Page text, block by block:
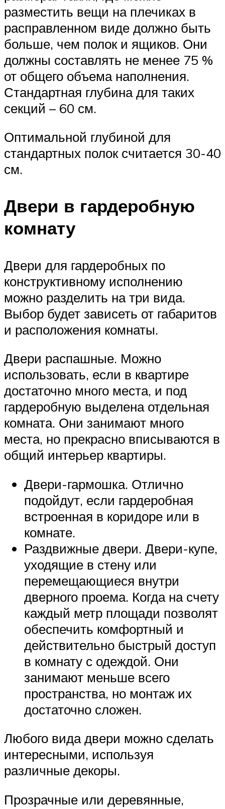
разместить вещи на плечиках в
расправленном виде должно быть
больше, чем полок и ящиков. Они
должны составлять не менее 75 %
от общего объема наполнения.
Стандартная глубина для таких
секций – 60 см.
Оптимальной глубиной для
стандартных полок считается 30-40
см.
Двери в гардеробную
комнату
Двери для гардеробных по
конструктивному исполнению
можно разделить на три вида.
Выбор будет зависеть от габаритов
и расположения комнаты.
Двери распашные. Можно
использовать, если в квартире
достаточно много места, и под
гардеробную выделена отдельная
комната. Они занимают много
места, но прекрасно вписываются в
общий интерьер квартиры.
Двери-гармошка. Отлично
подойдут, если гардеробная
встроенная в коридоре или в
комнате.
Раздвижные двери. Двери-купе,
уходящие в стену или
перемещающиеся внутри
дверного проема. Когда на счету
каждый метр площади позволят
обеспечить комфортный и
действительно быстрый доступ
в комнату с одеждой. Они
занимают меньше всего
пространства, но монтаж их
достаточно сложен.
Любого вида двери можно сделать
интересными, используя
различные декоры.
Прозрачные или деревянные,